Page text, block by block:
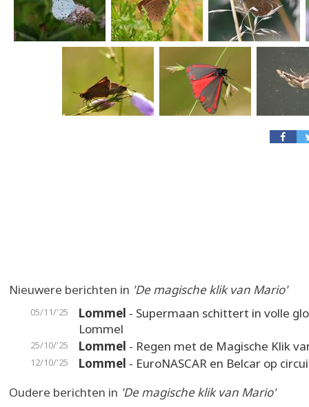
Nieuwere berichten in 'De magische klik van Mario'
05/11/'25 Lommel - Supermaan schittert in volle
Lommel
25/10/'25 Lommel - Regen met de Magische Klik
12/10/'25 Lommel - EuroNASCAR en Belcar op
Oudere berichten in 'De magische klik van Mario'